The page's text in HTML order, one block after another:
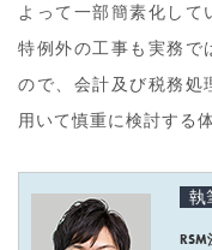
よって一部簡素化して
特例外の工事も実務で
ので、会計及び税務処
用いて慎重に検討する
執
RSM